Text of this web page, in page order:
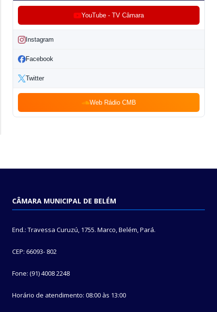
YouTube - TV Câmara
Instagram
Facebook
Twitter
Web Rádio CMB
CÂMARA MUNICIPAL DE BELÉM
End.: Travessa Curuzú, 1755. Marco, Belém, Pará.
CEP: 66093- 802
Fone: (91) 4008 2248
Horário de atendimento: 08:00 às 13:00